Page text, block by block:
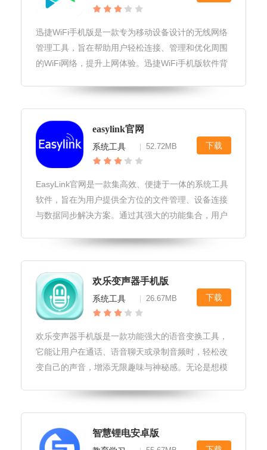
迅捷WiFi手机版是一款专为移动设备设计的无线网络
管理工具，旨在帮助用户轻松连接、管理和优化周围
的WiFi网络，提升上网体验。迅捷WiFi手机版软件背
生活中不可或缺的网络连接方式。迅捷WiFi手机版应
运而生，旨
easylink官网
系统工具 52.72MB 下载
EasyLink官网是一款集高效、便捷于一体的系统工具
软件，旨在为用户提供全方位的文件管理、设备连接
与数据同步解决方案。通过其强大的功能集合，用户
协作，极大地提升了工作与生活的便利性。easylink
官网软件社区和
欢乐变声器手机版
系统工具 26.67MB 下载
欢乐变声器手机版是一款功能强大的语音变换工具，
它能让用户在通话、语音聊天或录制音频时，轻松改
变自己的声音，增添无限趣味与神秘感。无论是想模
达到变声效果，这款应用都能满足您的需求。欢乐变
声器手机版软件平台兼容性1.支
智慧锂电安卓版